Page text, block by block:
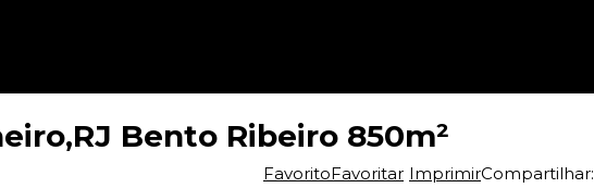
Bento Ribeiro 850m²
FavoritoFavoritar ImprimirCompartilhar: